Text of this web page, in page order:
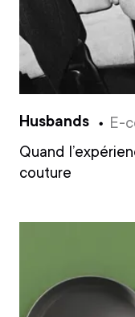
Husbands
E-
Quand
couture